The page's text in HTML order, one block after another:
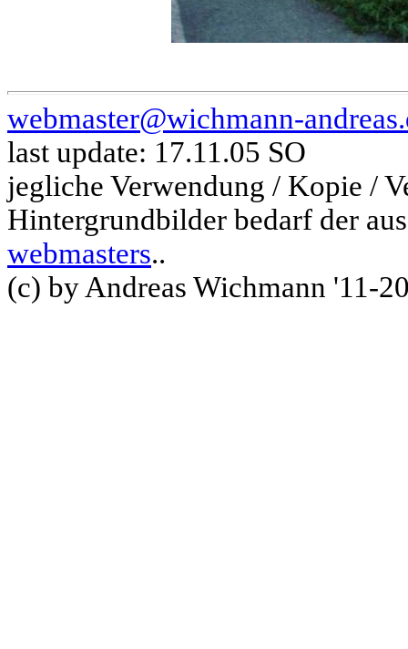
webmaster@wichmann-
last update: 17.11.05 SO
jegliche Verwendung / Kopie /
Hintergrundbilder bedarf der
webmasters..
(c) by Andreas Wichmann '11-